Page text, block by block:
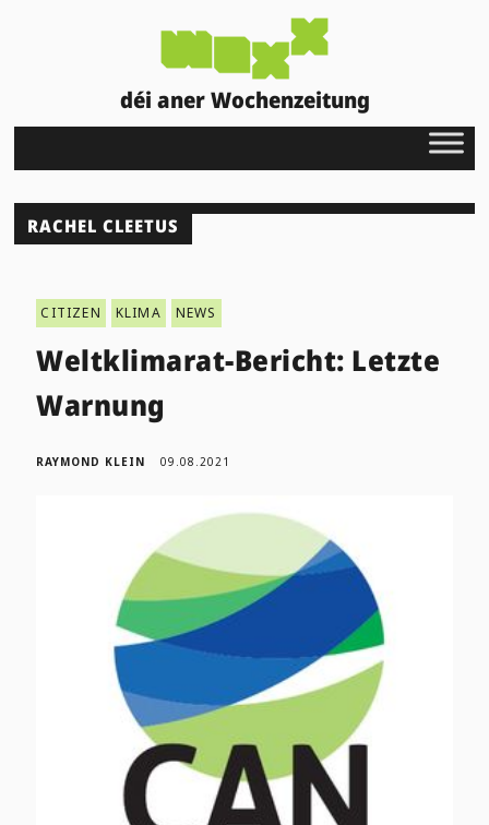
déi aner Wochenzeitung
RACHEL CLEETUS
CITIZEN KLIMA NEWS
Weltklimarat-Bericht: Letzte
Warnung
RAYMOND KLEIN 09.08.2021